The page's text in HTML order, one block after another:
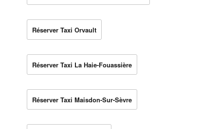
Réserver Taxi Orvault
Réserver Taxi La Haie-Fouassière
Réserver Taxi Maisdon-Sur-Sèvre